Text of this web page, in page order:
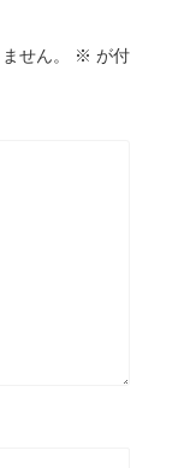
せん。 ※ が付